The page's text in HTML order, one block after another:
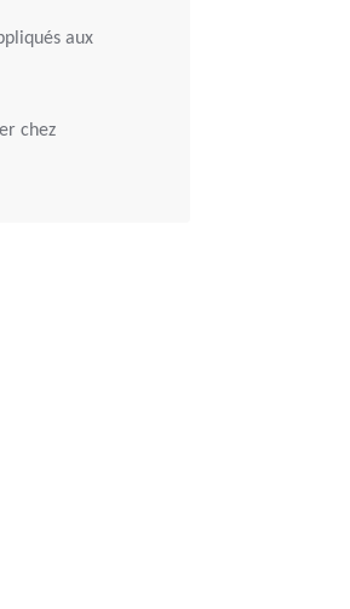
aux
chez